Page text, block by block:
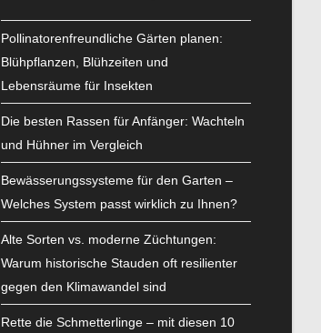
Pollinatorenfreundliche Gärten planen:
Blühpflanzen, Blühzeiten und
Lebensräume für Insekten
Die besten Rassen für Anfänger: Wachteln
und Hühner im Vergleich
Bewässerungssysteme für den Garten –
Welches System passt wirklich zu Ihnen?
Alte Sorten vs. moderne Züchtungen:
Warum historische Stauden oft resilienter
gegen den Klimawandel sind
Rette die Schmetterlinge – mit diesen 10